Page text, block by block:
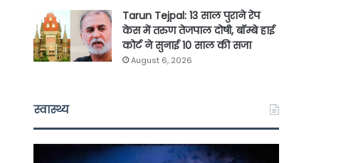
Tarun Tejpal: 13 साल पुराने रेप
केस में तरुण तेजपाल दोषी, बॉम्बे हाई
कोर्ट ने सुनाई 10 साल की सजा
August 6, 2026
स्वास्थ्य